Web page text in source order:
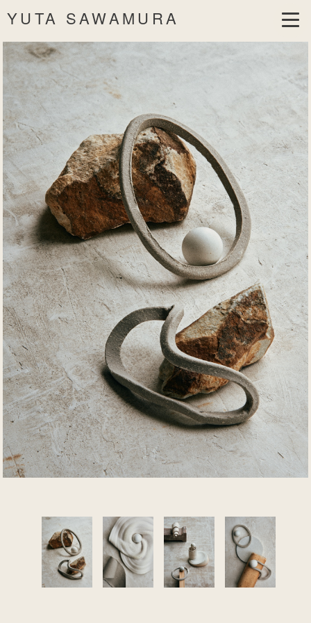
YUTA SAWAMURA